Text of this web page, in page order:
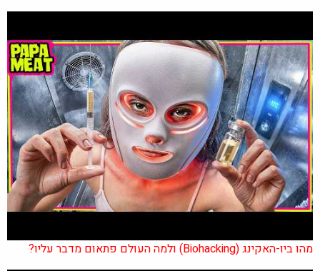
מהו ביו-האקינג (Biohacking) ולמה העולם פתאום מדבר עליו?